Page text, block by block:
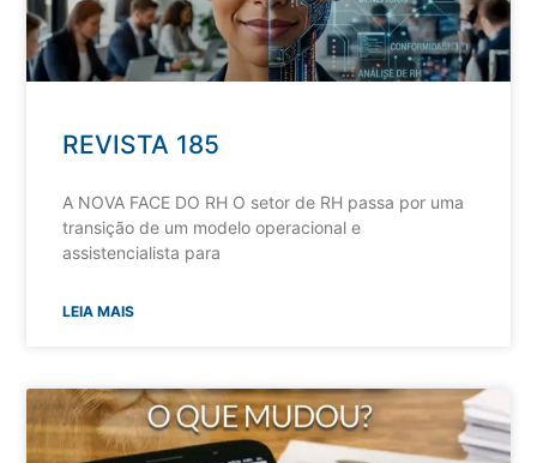
REVISTA 185
A NOVA FACE DO RH O setor de RH passa por uma
transição de um modelo operacional e
assistencialista para
LEIA MAIS